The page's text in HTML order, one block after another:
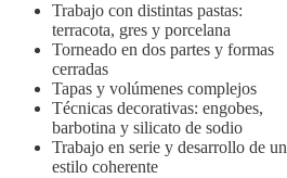
Trabajo con distintas pastas:
terracota, gres y porcelana
Torneado en dos partes y formas
cerradas
Tapas y volúmenes complejos
Técnicas decorativas: engobes,
barbotina y silicato de sodio
Trabajo en serie y desarrollo de un
estilo coherente